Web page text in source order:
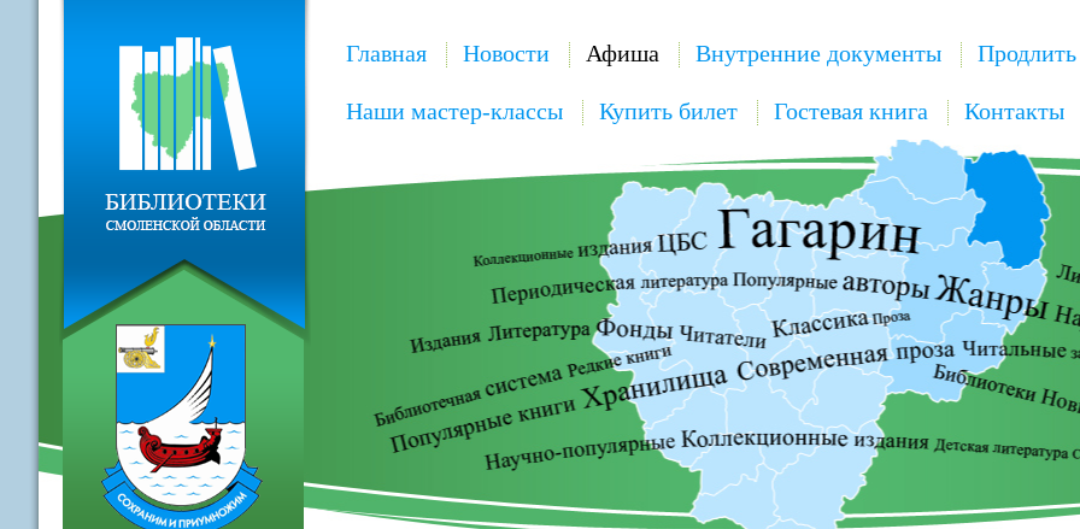
Главная Новости Афиша Внутренние документы
Наши мастер-классы Купить билет Гостевая книга Контакты